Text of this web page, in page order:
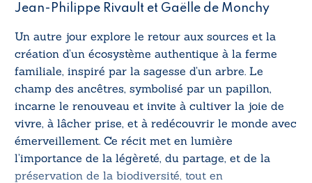
Jean-Philippe Rivault et Gaëlle de Monchy
Un autre jour explore le retour aux sources et la
création d’un écosystème authentique à la ferme
familiale, inspiré par la sagesse d’un arbre. Le
champ des ancêtres, symbolisé par un papillon,
incarne le renouveau et invite à cultiver la joie de
vivre, à lâcher prise, et à redécouvrir le monde avec
émerveillement. Ce récit met en lumière
l’importance de la légèreté, du partage, et de la
préservation de la biodiversité, tout en